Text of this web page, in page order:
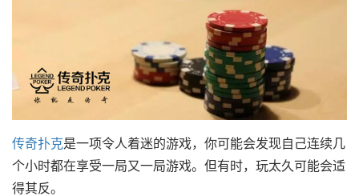
传奇扑克是一项令人着迷的游戏，你可能会发现自己连续几
个小时都在享受一局又一局游戏。但有时，玩太久可能会适
得其反。